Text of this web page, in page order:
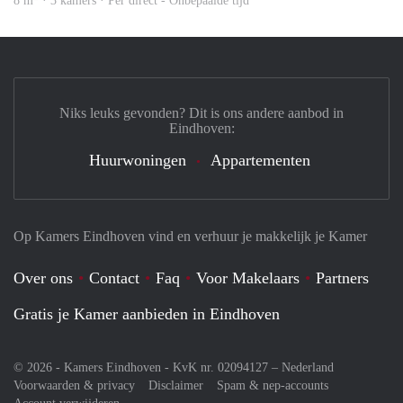
Op Kamers Eindhoven vind en verhuur je makkelijk je Kamer
Over ons Contact Faq Voor Makelaars
Partners
Gratis je Kamer aanbieden in Eindhoven
© 2026 - Kamers Eindhoven - KvK nr. 02094127 – Nederland
Voorwaarden & privacy
Disclaimer
Spam & nep-accounts
Niks leuks gevonden? Dit is ons andere aanbod in
Eindhoven:
Huurwoningen Appartementen